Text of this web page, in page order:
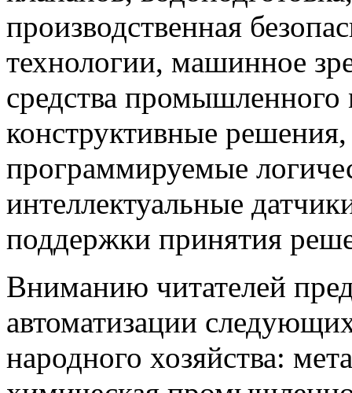
производственная
технологии, машинное
средства
конструктивные
программируемые
интеллектуальные
поддержки принятия
Вниманию читателей
автоматизации
народного хозяйства: